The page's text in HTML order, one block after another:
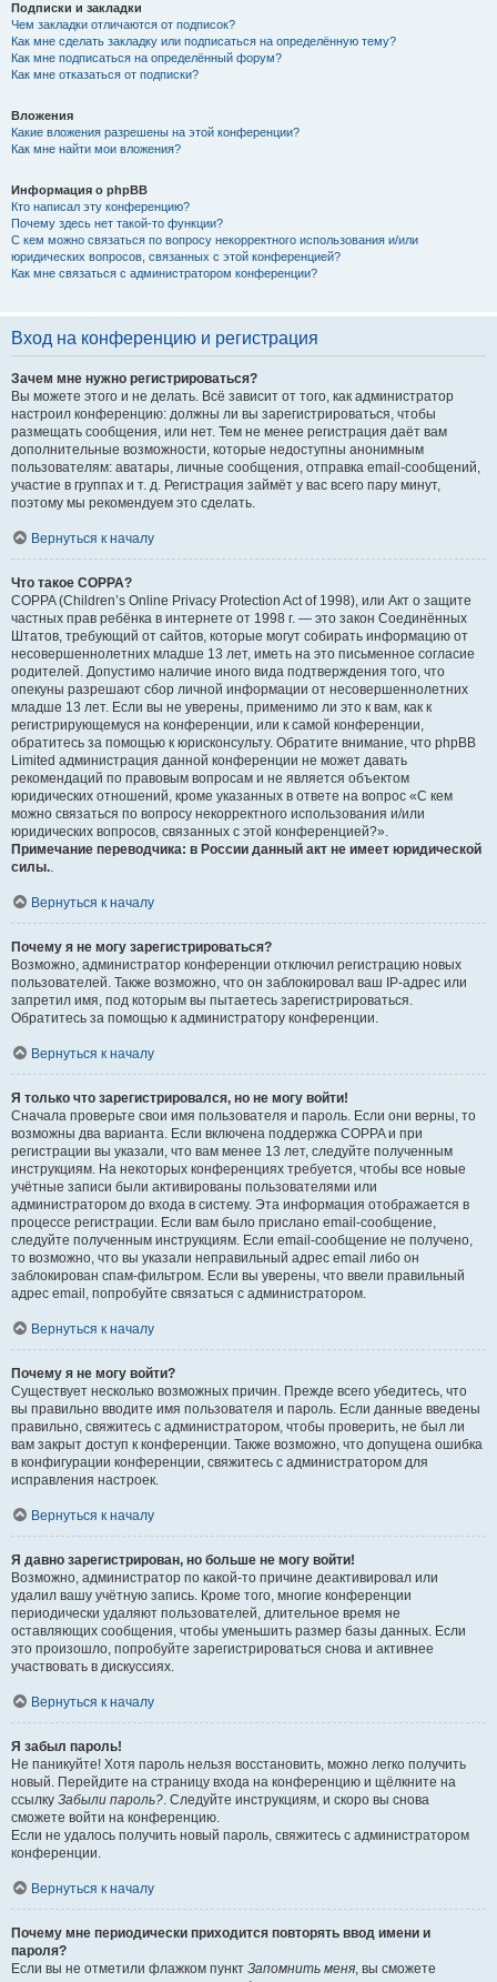
Подписки и закладки
Чем закладки отличаются от подписок?
Как мне сделать закладку или подписаться на определённую тему?
Как мне подписаться на определённый форум?
Как мне отказаться от подписки?
Вложения
Какие вложения разрешены на этой конференции?
Как мне найти мои вложения?
Информация о phpBB
Кто написал эту конференцию?
Почему здесь нет такой-то функции?
С кем можно связаться по вопросу некорректного использования и/или
юридических вопросов, связанных с этой конференцией?
Как мне связаться с администратором конференции?
Вход на конференцию и регистрация
Зачем мне нужно регистрироваться?
Вы можете этого и не делать. Всё зависит от того, как администратор
настроил конференцию: должны ли вы зарегистрироваться, чтобы
размещать сообщения, или нет. Тем не менее регистрация даёт вам
дополнительные возможности, которые недоступны анонимным
пользователям: аватары, личные сообщения, отправка email-сообщений,
участие в группах и т. д. Регистрация займёт у вас всего пару минут,
поэтому мы рекомендуем это сделать.
Вернуться к началу
Что такое COPPA?
COPPA (Children’s Online Privacy Protection Act of 1998), или Акт о защите
частных прав ребёнка в интернете от 1998 г. — это закон Соединённых
Штатов, требующий от сайтов, которые могут собирать информацию от
несовершеннолетних младше 13 лет, иметь на это письменное согласие
родителей. Допустимо наличие иного вида подтверждения того, что
опекуны разрешают сбор личной информации от несовершеннолетних
младше 13 лет. Если вы не уверены, применимо ли это к вам, как к
регистрирующемуся на конференции, или к самой конференции,
обратитесь за помощью к юрисконсульту. Обратите внимание, что phpBB
Limited администрация данной конференции не может давать
рекомендаций по правовым вопросам и не является объектом
юридических отношений, кроме указанных в ответе на вопрос «С кем
можно связаться по вопросу некорректного использования и/или
юридических вопросов, связанных с этой конференцией?».
Примечание переводчика: в России данный акт не имеет юридической
силы..
Вернуться к началу
Почему я не могу зарегистрироваться?
Возможно, администратор конференции отключил регистрацию новых
пользователей. Также возможно, что он заблокировал ваш IP-адрес или
запретил имя, под которым вы пытаетесь зарегистрироваться.
Обратитесь за помощью к администратору конференции.
Вернуться к началу
Я только что зарегистрировался, но не могу войти!
Сначала проверьте свои имя пользователя и пароль. Если они верны, то
возможны два варианта. Если включена поддержка COPPA и при
регистрации вы указали, что вам менее 13 лет, следуйте полученным
инструкциям. На некоторых конференциях требуется, чтобы все новые
учётные записи были активированы пользователями или
администратором до входа в систему. Эта информация отображается в
процессе регистрации. Если вам было прислано email-сообщение,
следуйте полученным инструкциям. Если email-сообщение не получено,
то возможно, что вы указали неправильный адрес email либо он
заблокирован спам-фильтром. Если вы уверены, что ввели правильный
адрес email, попробуйте связаться с администратором.
Вернуться к началу
Почему я не могу войти?
Существует несколько возможных причин. Прежде всего убедитесь, что
вы правильно вводите имя пользователя и пароль. Если данные введены
правильно, свяжитесь с администратором, чтобы проверить, не был ли
вам закрыт доступ к конференции. Также возможно, что допущена ошибка
в конфигурации конференции, свяжитесь с администратором для
исправления настроек.
Вернуться к началу
Я давно зарегистрирован, но больше не могу войти!
Возможно, администратор по какой-то причине деактивировал или
удалил вашу учётную запись. Кроме того, многие конференции
периодически удаляют пользователей, длительное время не
оставляющих сообщения, чтобы уменьшить размер базы данных. Если
это произошло, попробуйте зарегистрироваться снова и активнее
участвовать в дискуссиях.
Вернуться к началу
Я забыл пароль!
Не паникуйте! Хотя пароль нельзя восстановить, можно легко получить
новый. Перейдите на страницу входа на конференцию и щёлкните на
ссылку Забыли пароль?. Следуйте инструкциям, и скоро вы снова
сможете войти на конференцию.
Если не удалось получить новый пароль, свяжитесь с администратором
конференции.
Вернуться к началу
Почему мне периодически приходится повторять ввод имени и
пароля?
Если вы не отметили флажком пункт Запомнить меня, вы сможете